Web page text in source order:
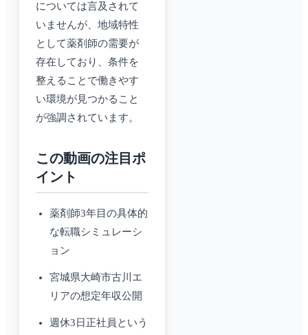
については言及されて
いませんが、地域特性
として薬剤師の需要が
存在しており、条件を
整えることで働きやす
い環境が見つかること
が強調されています。
この動画の注目ポ
イント
薬剤師3年目の具体的
な転職シミュレーシ
ョン
宮城県大崎市古川エ
リアの想定年収公開
週休3日正社員という